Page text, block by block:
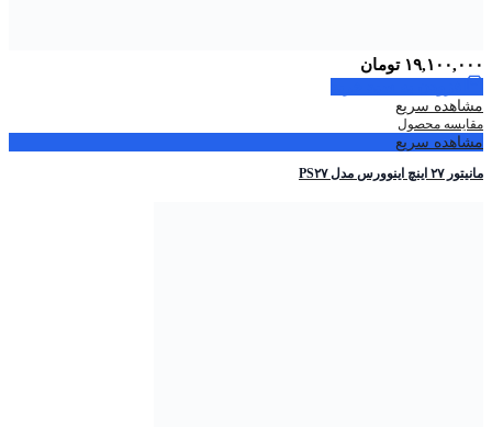
۱۹,۱۰۰,۰۰۰ تومان
مشاهده سریع
مقایسه محصول
مشاهده سریع
مانیتور ۲۷ اینچ اینوورس مدل PS۲۷